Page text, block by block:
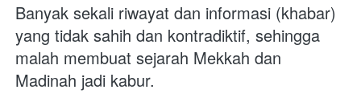
Banyak sekali riwayat dan informasi (khabar)
yang tidak sahih dan kontradiktif, sehingga
malah membuat sejarah Mekkah dan
Madinah jadi kabur.